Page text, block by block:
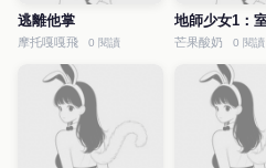
逃離他掌
摩托嘎嘎飛 0 閱讀 芒果酸奶 0 閱讀